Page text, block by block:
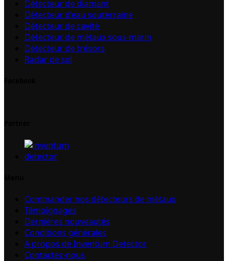
Détecteur de diamant
Détecteur d’eau souterraine
Détecteur de cavité
Détecteur de métaux sous-marin
Détecteur de trésors
Radar de sol
Commander nos détecteurs de métaux
Témoignages
Dernières nouveautés
Conditions générales
A propos de Inventum Detector
Contactez-nous